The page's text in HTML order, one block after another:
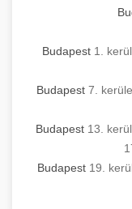
Budapest 1.
Budapest 7.
Budapest 13.
Budapest 19.